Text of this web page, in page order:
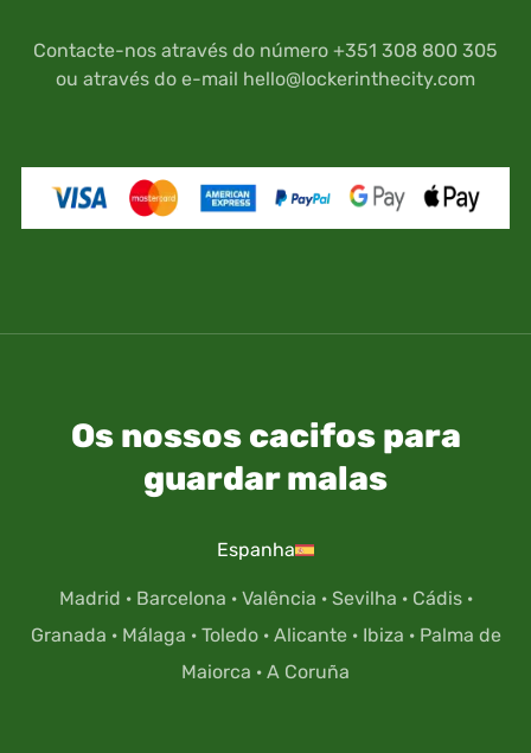
Contacte-nos através do número +351 308 800 305
ou através do e-mail hello@lockerinthecity.com
Os nossos cacifos para
guardar malas
Espanha
Madrid · Barcelona · Valência · Sevilha · Cádis·
Granada · Málaga · Toledo· Alicante· Ibiza · Palma de
Maiorca · A Coruña